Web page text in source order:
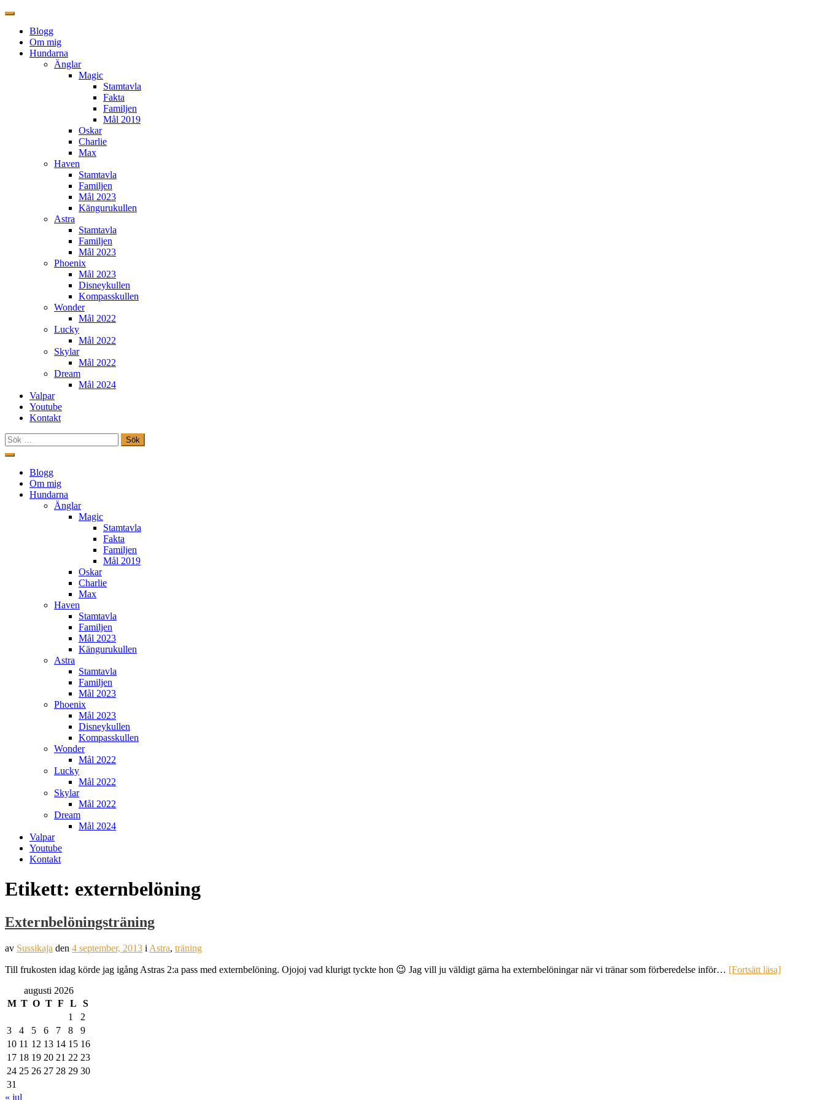
Blogg
Om mig
Hundarna
Änglar
Magic
Stamtavla
Fakta
Familjen
Mål 2019
Oskar
Charlie
Max
Haven
Stamtavla
Familjen
Mål 2023
Kängurukullen
Astra
Stamtavla
Familjen
Mål 2023
Phoenix
Mål 2023
Disneykullen
Kompasskullen
Wonder
Mål 2022
Lucky
Mål 2022
Skylar
Mål 2022
Dream
Mål 2024
Valpar
Youtube
Kontakt
Sök
efter:
Hoppa
innehåll
Freestylehundar.se
Blogg
Om mig
Hundarna
Änglar
Magic
Stamtavla
Fakta
Familjen
Mål 2019
Oskar
Charlie
Max
Haven
Stamtavla
Familjen
Mål 2023
Kängurukullen
Astra
Stamtavla
Familjen
Mål 2023
Phoenix
Mål 2023
Disneykullen
Kompasskullen
Wonder
Mål 2022
Lucky
Mål 2022
Skylar
Mål 2022
Dream
Mål 2024
Valpar
Youtube
Kontakt
Etikett: externbelöning
Externbelöningsträning
av Sussikaja den 4 september, 2013 i Astra, träning
Till frukosten idag körde jag igång Astras 2:a pass med externbelöning. Ojojoj vad klurigt tyckte hon 😉 Jag vill ju väldigt gärna ha externbelöningar när vi tränar som förberedelse inför… [Fortsätt läsa]
augusti 2026
M T O T F L
S
1
2
3
4 5 6 7 8
9
10 11 12 13 14 15 16
17 18 19 20 21 22 23
24 25 26 27 28 29 30
31
« jul